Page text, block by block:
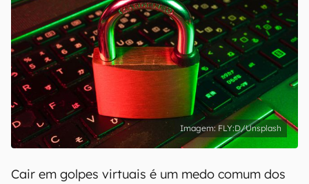
FLY:D/Unsplash
Cair em golpes virtuais é um medo comum dos